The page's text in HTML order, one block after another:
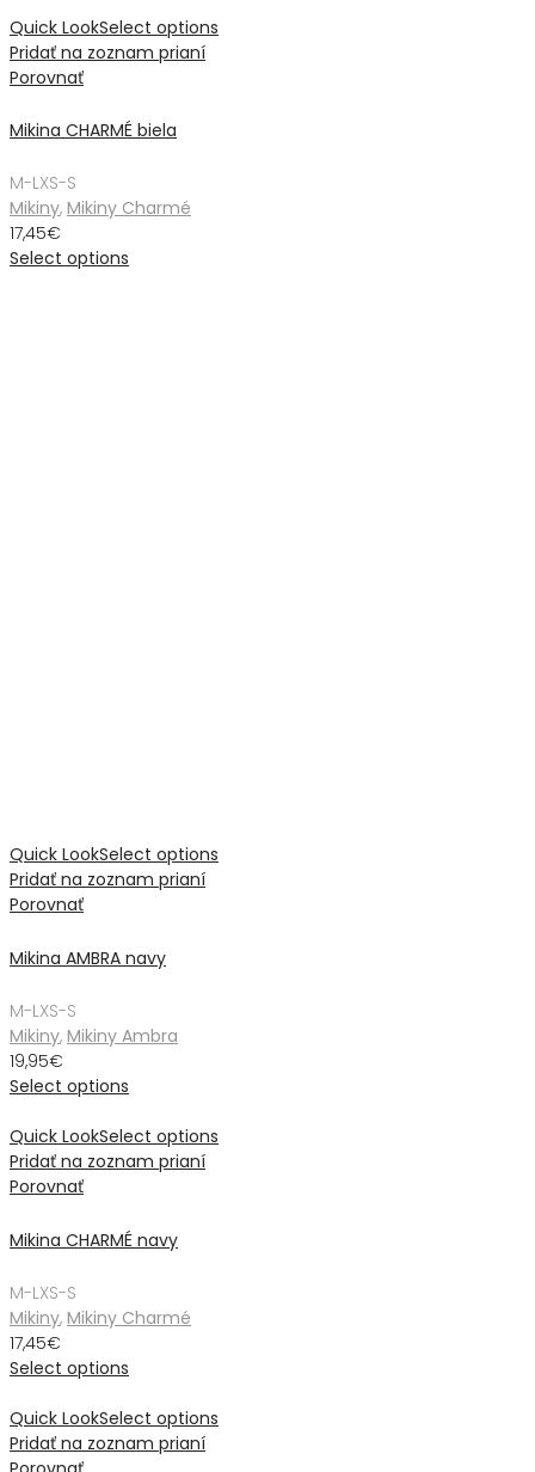
Quick LookSelect options
Pridať na zoznam prianí
Porovnať
Mikina CHARMÉ biela
M-LXS-S
Mikiny, Mikiny Charmé
17,45€
Select options
Quick LookSelect options
Pridať na zoznam prianí
Porovnať
Mikina AMBRA navy
M-LXS-S
Mikiny, Mikiny Ambra
19,95€
Select options
Quick LookSelect options
Pridať na zoznam prianí
Porovnať
Mikina CHARMÉ navy
M-LXS-S
Mikiny, Mikiny Charmé
17,45€
Select options
Quick LookSelect options
Pridať na zoznam prianí